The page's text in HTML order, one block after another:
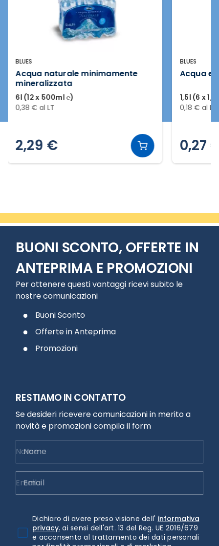
BLUES
Acqua naturale minimamente
mineralizzata
6l (12 x 500ml ℮)
0,38 € al LT
2,29 €
BLUES
Acqua
1,5l (6 x
0,18 € al LT
0,27
BUONI SCONTO, OFFERTE IN
ANTEPRIMA E PROMOZIONI
Per ottenere questi vantaggi ricevi subito le
nostre comunicazioni
Buoni Sconto
Offerte in Anteprima
Promozioni
RESTIAMO IN CONTATTO
Se desideri ricevere comunicazioni in merito a
novità e promozioni compila il form
Nome
Email
Dichiaro di avere preso visione dell' informativa
privacy. ai sensi dell'art. 13 del Reg. UE 2016/679
e acconsento al trattamento dei dati personali